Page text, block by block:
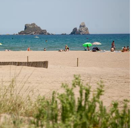
adventure Strande